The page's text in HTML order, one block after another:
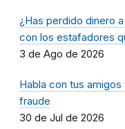
¿Has perdido dinero
con los estafadores
3 de Ago de 2026
Habla con tus
fraude
30 de Jul de 2026